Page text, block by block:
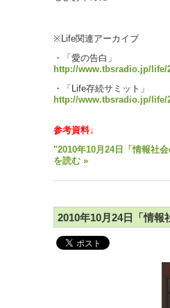
※Life関連アーカイブ
・「愛の告白」
http://www.tbsradio.jp/life/
・「Life存続サミット」
http://www.tbsradio.jp/life/
参考資料↓
"2010年10月24日「情報社
を読む »
2010年10月24日「情